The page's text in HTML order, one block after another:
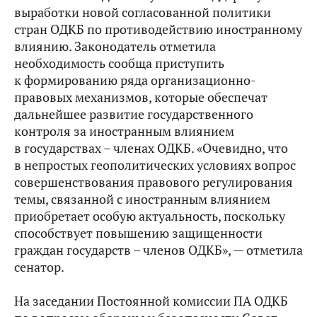
выработки новой согласованной политики
стран ОДКБ по противодействию иностранному
влиянию. Законодатель отметила
необходимость сообща приступить
к формированию ряда организационно-
правовых механизмов, которые обеспечат
дальнейшее развитие государственного
контроля за иностранным влиянием
в государствах – членах ОДКБ. «Очевидно, что
в непростых геополитических условиях вопрос
совершенствования правового регулирования
темы, связанной с иностранным влиянием
приобретает особую актуальность, поскольку
способствует повышению защищенности
граждан государств – членов ОДКБ», — отметила
сенатор.
На заседании Постоянной комиссии ПА ОДКБ